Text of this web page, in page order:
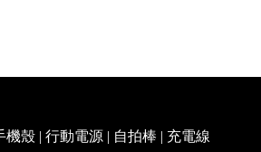
機殼 | 行動電源 | 自拍棒 | 充電線